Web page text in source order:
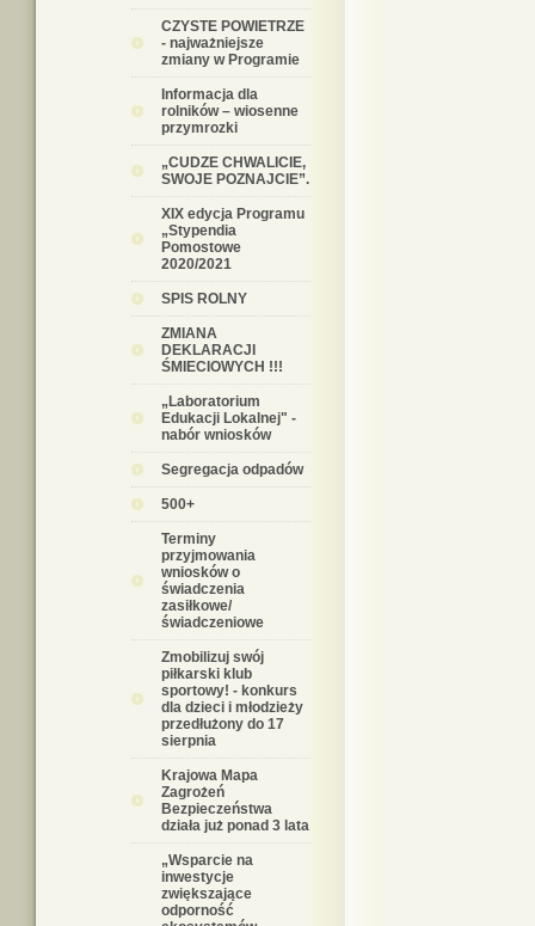
CZYSTE POWIETRZE
- najważniejsze
zmiany w Programie
Informacja dla
rolników – wiosenne
przymrozki
„CUDZE CHWALICIE,
SWOJE POZNAJCIE”.
XIX edycja Programu
„Stypendia
Pomostowe
2020/2021
SPIS ROLNY
ZMIANA
DEKLARACJI
ŚMIECIOWYCH !!!
„Laboratorium
Edukacji Lokalnej" -
nabór wniosków
Segregacja odpadów
500+
Terminy
przyjmowania
wniosków o
świadczenia
zasiłkowe/
świadczeniowe
Zmobilizuj swój
piłkarski klub
sportowy! - konkurs
dla dzieci i młodzieży
przedłużony do 17
sierpnia
Krajowa Mapa
Zagrożeń
Bezpieczeństwa
działa już ponad 3 lata
„Wsparcie na
inwestycje
zwiększające
odporność